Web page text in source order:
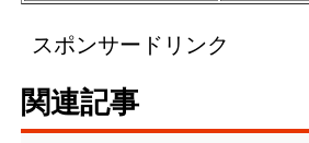
スポンサードリンク
関連記事